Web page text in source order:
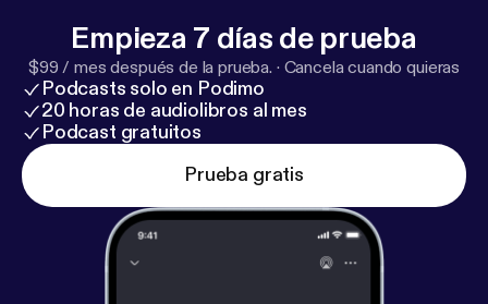
Empieza 7 días de prueba
$99 / mes después de la prueba. · Cancela cuando quieras
Podcasts solo en Podimo
20 horas de audiolibros al mes
Podcast gratuitos
Prueba gratis